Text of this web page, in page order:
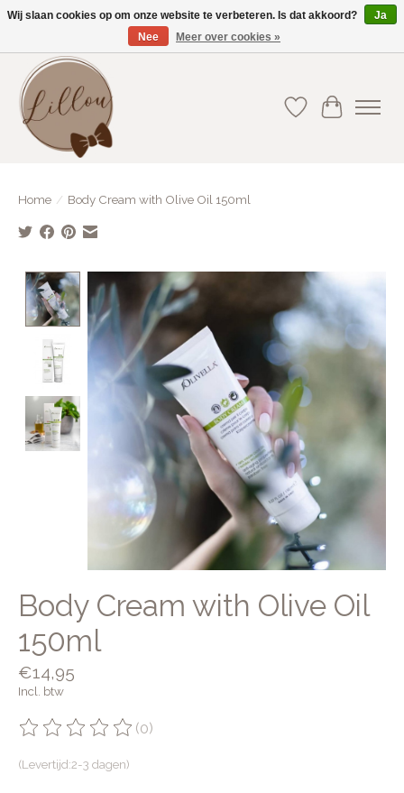
Gratis verzending vanaf €75(BE) en €100(NL)
Verlanglijst
Home / Body Cream with Olive Oil 150ml
Product image slideshow Items
Body Cream with Olive Oil
150ml
€14,95
Incl. btw
De beoordeling van dit product is
(0)
(Levertijd:2-3 dagen)
Wij slaan cookies op om onze website te verbeteren. Is dat akkoord?
Ja
Nee
Meer over cookies »